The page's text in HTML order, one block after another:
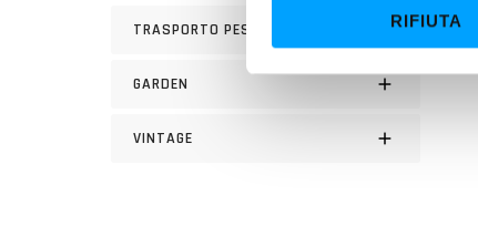
o
RIFIUTA
TRASPORTO PESANTE
GARDEN
VINTAGE